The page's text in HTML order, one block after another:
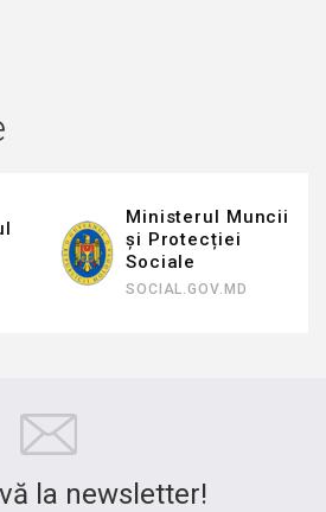
Ministerul Muncii
și Protecției
Sociale
SOCIAL.GOV.MD
la newsletter!